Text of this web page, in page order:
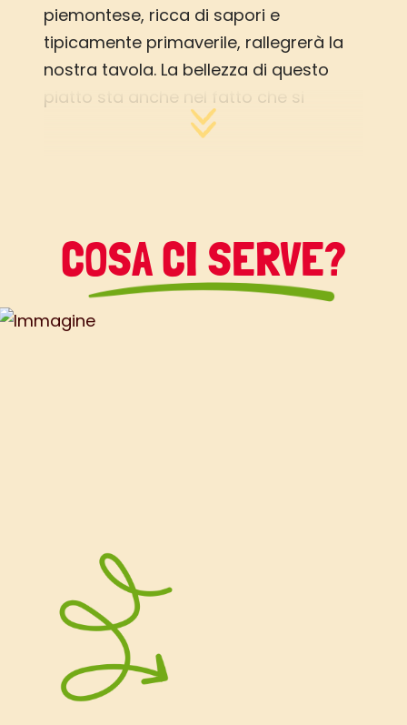
piemontese, ricca di sapori e
tipicamente primaverile, rallegrerà la
nostra tavola. La bellezza di questo
piatto sta anche nel fatto che si
prepara in anticipo, con la
COSA CI SERVE?